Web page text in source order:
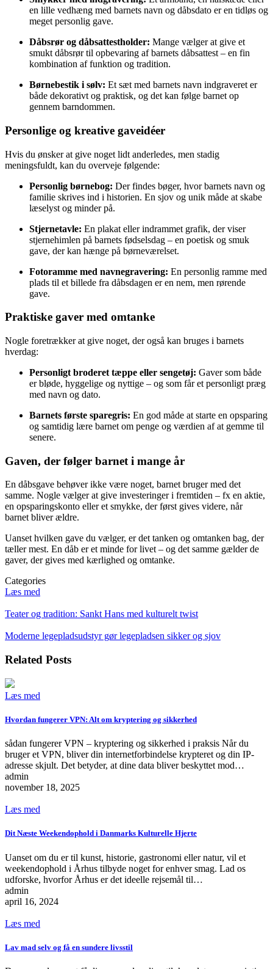
en lille vedhæng med barnets navn og dåbsdato er en tidløs og
meget personlig gave.
Dåbsrør og dåbsattestholder: Mange vælger at give et
smukt dåbsrør til opbevaring af barnets dåbsattest – en fin
kombination af funktion og tradition.
Børnebestik i sølv: Et sæt med barnets navn indgraveret er
både dekorativt og praktisk, og det kan følge barnet op
gennem barndommen.
Personlige og kreative gaveidéer
Hvis du ønsker at give noget lidt anderledes, men stadig
meningsfuldt, kan du overveje følgende:
Personlig børnebog: Der findes bøger, hvor barnets navn og
familie skrives ind i historien. En sjov og unik måde at skabe
læselyst og minder på.
Stjernetavle: En plakat eller indrammet grafik, der viser
stjernehimlen på barnets fødselsdag – en poetisk og smuk
gave, der kan hænge på børneværelset.
Fotoramme med navnegravering: En personlig ramme med
plads til et billede fra dåbsdagen er en nem, men rørende
gave.
Praktiske gaver med omtanke
Nogle foretrækker at give noget, der også kan bruges i barnets
hverdag:
Personligt broderet tæppe eller sengetøj: Gaver som både
er bløde, hyggelige og nyttige – og som får et personligt præg
med navn og dato.
Barnets første sparegris: En god måde at starte en opsparing
og samtidig lære barnet om penge og værdien af at gemme til
senere.
Gaven, der følger barnet i mange år
En dåbsgave behøver ikke være noget, barnet bruger med det
samme. Nogle vælger at give investeringer i fremtiden – fx en aktie,
en opsparingskonto eller et smykke, der først gives videre, når
barnet bliver ældre.
Uanset hvilken gave du vælger, er det tanken og omtanken bag, der
tæller mest. En dåb er et minde for livet – og det samme gælder de
gaver, der gives med kærlighed og omtanke.
Categories
Læs med
Teater og tradition: Sankt Hans med kulturelt twist
Moderne legepladsudstyr gør legepladsen sikker og sjov
Related Posts
Læs med
Hvordan fungerer VPN: Alt om kryptering og sikkerhed
sådan fungerer VPN – kryptering og sikkerhed i praksis Når du
bruger et VPN, bliver din internetforbindelse krypteret og din IP-
adresse skjult. Det betyder, at dine data bliver beskyttet mod…
admin
november 18, 2025
Læs med
Dit Næste Weekendophold i Danmarks Kulturelle Hjerte
Uanset om du er til kunst, historie, gastronomi eller natur, vil et
weekendophold i Århus tilbyde noget for enhver smag. Lad os
udforske, hvorfor Århus er det ideelle rejsemål til…
admin
april 16, 2024
Læs med
Lav mad selv og få en sundere livsstil